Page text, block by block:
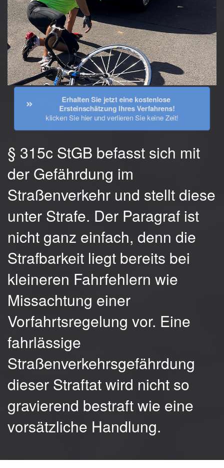
Erhalten Sie jetzt eine kostenlose
Ersteinschätzung Ihres Verfahrens!
klicken Sie hier und verlieren Sie keine Zeit!
§ 315c StGB befasst sich mit
der Gefährdung im
Straßenverkehr und stellt diese
unter Strafe. Der Paragraf ist
nicht ganz einfach, denn die
Strafbarkeit liegt bereits bei
kleineren Fahrfehlern wie
Missachtung einer
Vorfahrtsregelung vor. Eine
fahrlässige
Straßenverkehrsgefährdung
dieser Straftat wird nicht so
gravierend bestraft wie eine
vorsätzliche Handlung.